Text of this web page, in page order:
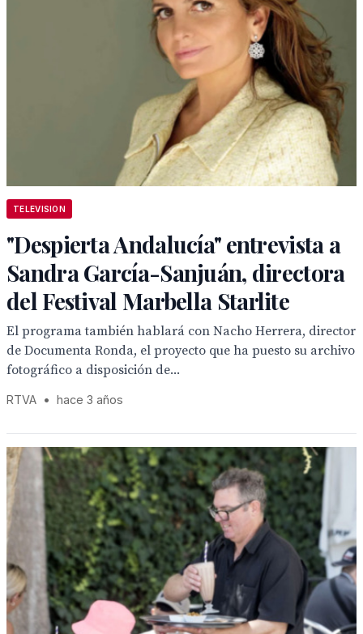
TELEVISION
"Despierta Andalucía" entrevista a
Sandra García-Sanjuán, directora
del Festival Marbella Starlite
El programa también hablará con Nacho Herrera, director
de Documenta Ronda, el proyecto que ha puesto su archivo
fotográfico a disposición de...
RTVA • hace 3 años